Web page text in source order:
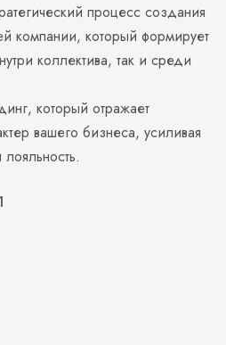
процесс создания
компании, который формирует
коллектива, так и среди
который отражает
вашего бизнеса, усиливая